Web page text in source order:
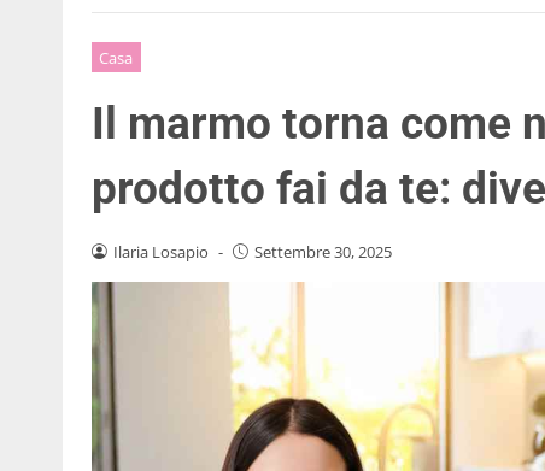
Casa
Il marmo torna come
prodotto fai da te:
Ilaria Losapio - Settembre 30, 2025